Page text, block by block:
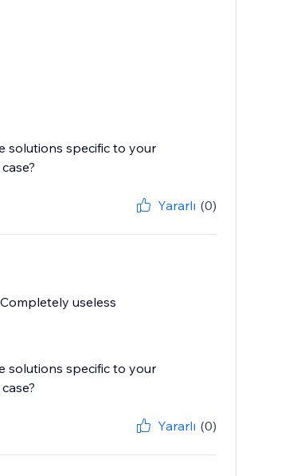
solutions specific to your
Yararlı (0)
useless
solutions specific to your
Yararlı (0)